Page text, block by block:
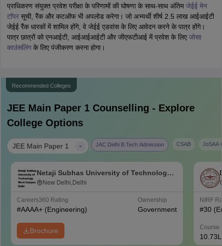
प्राधिकरण संयुक्त प्रवेश परीक्षा के परिणामों की घोषणा के साथ-साथ अंतिमजेईई मेन
टॉपरसूची, रैंक और कटऑफ भी अपलोड करेगा। जो अभ्यर्थी शीर्ष 2.5 लाख आईआईटी
जेईई रैंक धारकों में शामिल होंगे, वे जेईई एडवांस के लिए आवेदन करने के पात्र होंगे।
पात्र छात्रों को एनआईटी, आईआईआईटी और जीएफटीआई में प्रवेश के लिए जोसा
काउंसलिंगके लिए पंजीकरण करना होगा।
Recommended Colleges
JEE Main Paper 1Counselling - Explore
College Options
JEE Main Paper 1 JAC Delhi B.Tech Admission CSAB JoSAA
Netaji Subhas University of Technology
West Campus, Delhi
New Delhi,Delhi
Careers360 Rating
#AAAA+ (Engineering)
Ownership
Government
Brochure
NIRF
#30
Course
10.73L